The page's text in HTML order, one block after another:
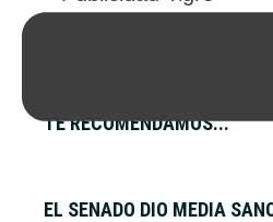
TE RECOMENDAMOS...
EL SENADO DIO MEDIA